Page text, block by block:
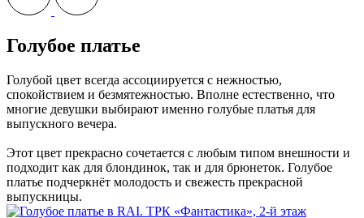
Голубое платье
Голубой цвет всегда ассоциируется с нежностью,
спокойствием и безмятежностью. Вполне естественно, что
многие девушки выбирают именно голубые платья для
выпускного вечера.
Этот цвет прекрасно сочетается с любым типом внешности и
подходит как для блондинок, так и для брюнеток. Голубое
платье подчеркнёт молодость и свежесть прекрасной
выпускницы.